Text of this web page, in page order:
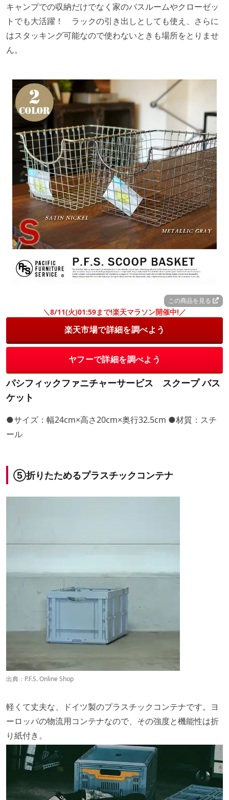
キャンプでの収納だけでなく家のバスルームやクローゼッ
トでも大活躍！ ラックの引き出しとしても使え、さらに
はスタッキング可能なので使わないときも場所をとりませ
ん。
この商品を見る
＼8/11(火)01:59まで!楽天マラソン開催中!／
楽天市場で詳細を調べよう
ヤフーで詳細を調べよう
パシフィックファニチャーサービス スクープ バス
ケット
●サイズ：幅24cm×高さ20cm×奥行32.5cm ●材質：スチ
ール
⑤折りたためるプラスチックコンテナ
出典： P.F.S. Online Shop
軽くて丈夫な、ドイツ製のプラスチックコンテナです。ヨ
ーロッパの物流用コンテナなので、その強度と機能性は折
り紙付き。